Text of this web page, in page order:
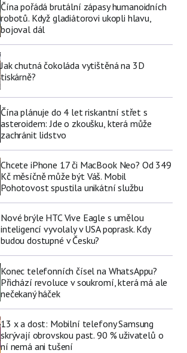
Čína pořádá brutální zápasy humanoidních
robotů. Když gladiátorovi ukopli hlavu,
bojoval dál
Jak chutná čokoláda vytištěná na 3D
tiskárně?
Čína plánuje do 4 let riskantní střet s
asteroidem: Jde o zkoušku, která může
zachránit lidstvo
Chcete iPhone 17 či MacBook Neo? Od 349
Kč měsíčně může být Váš. Mobil
Pohotovost spustila unikátní službu
Nové brýle HTC Vive Eagle s umělou
inteligencí vyvolaly v USA poprask. Kdy
budou dostupné v Česku?
Konec telefonních čísel na WhatsAppu?
Přichází revoluce v soukromí, která má ale
nečekaný háček
13 x a dost: Mobilní telefony Samsung
skrývají obrovskou past. 90 % uživatelů o
ní nemá ani tušení